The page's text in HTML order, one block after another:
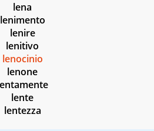
lena
lenimento
lenire
lenitivo
lenocinio
lenone
lente
lentezza